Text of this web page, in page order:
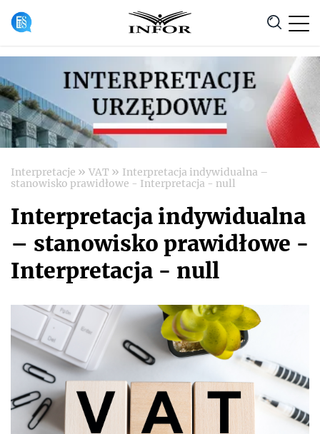
Anuluj
Interpretacje » VAT » Interpretacja indywidualna –
stanowisko prawidłowe - Interpretacja - null
Interpretacja indywidualna
– stanowisko prawidłowe -
Interpretacja - null